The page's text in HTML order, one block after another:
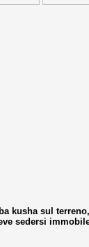
kusha sul
sedersi